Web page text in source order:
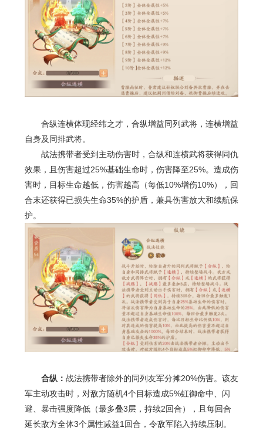
合纵连横体现经纬之才，合纵增益同列武将，连横增益
自身及同排武将。
战法携带者受到主动伤害时，合纵和连横武将获得同仇
效果，且伤害超过25%基础生命时，伤害降至25%。造成伤
害时，目标生命越低，伤害越高（每低10%增伤10%），回
合末还获得已损失生命35%的护盾，兼具伤害放大和续航保
护。
合纵： 战法携带者除外的同列友军分摊20%伤害。该友
军主动攻击时，对敌方随机4个目标造成5%虹御命中、闪
避、暴击强度降低（最多叠3层，持续2回合），且每回合
延长敌方全体3个属性减益1 回合，令敌军陷入持续压制。